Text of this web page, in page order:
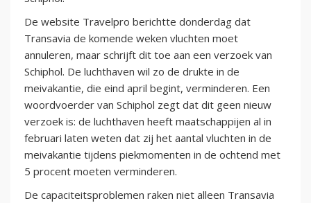
De website Travelpro berichtte donderdag dat
Transavia de komende weken vluchten moet
annuleren, maar schrijft dit toe aan een verzoek van
Schiphol. De luchthaven wil zo de drukte in de
meivakantie, die eind april begint, verminderen. Een
woordvoerder van Schiphol zegt dat dit geen nieuw
verzoek is: de luchthaven heeft maatschappijen al in
februari laten weten dat zij het aantal vluchten in de
meivakantie tijdens piekmomenten in de ochtend met
5 procent moeten verminderen.
De capaciteitsproblemen raken niet alleen Transavia